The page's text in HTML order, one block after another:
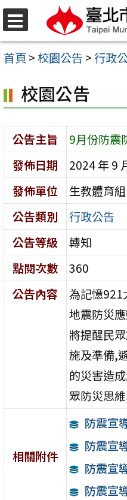
選
單
跳
至
主
內
容
區
首頁 >校園公告 >行政
校園公告
公告主旨
9月份防震
發佈日期
2024 年 9
發佈單位
生教體育組
公告類別
行政公告
公告等級
轉知
點閱次數
360
公告內容
為記憶921
地震防災
將提醒民
施及準備,
的災害造
眾防災思
相關附件
防震宣
防震宣
防震宣
防震宣